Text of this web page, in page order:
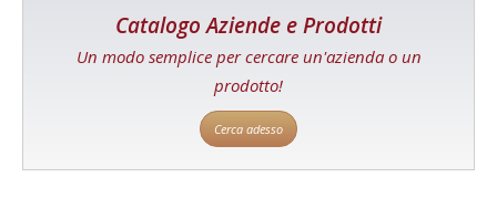
Catalogo Aziende e Prodotti
Un modo semplice per cercare un'azienda o un
prodotto!
Cerca adesso